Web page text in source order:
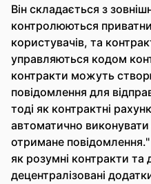
Він складається з
контролюються
користувачів, та
управляються кодом
контракти можуть
повідомлення для
тоді як контрактні
автоматично виконувати
отримане
як розумні контракти
децентралізовані